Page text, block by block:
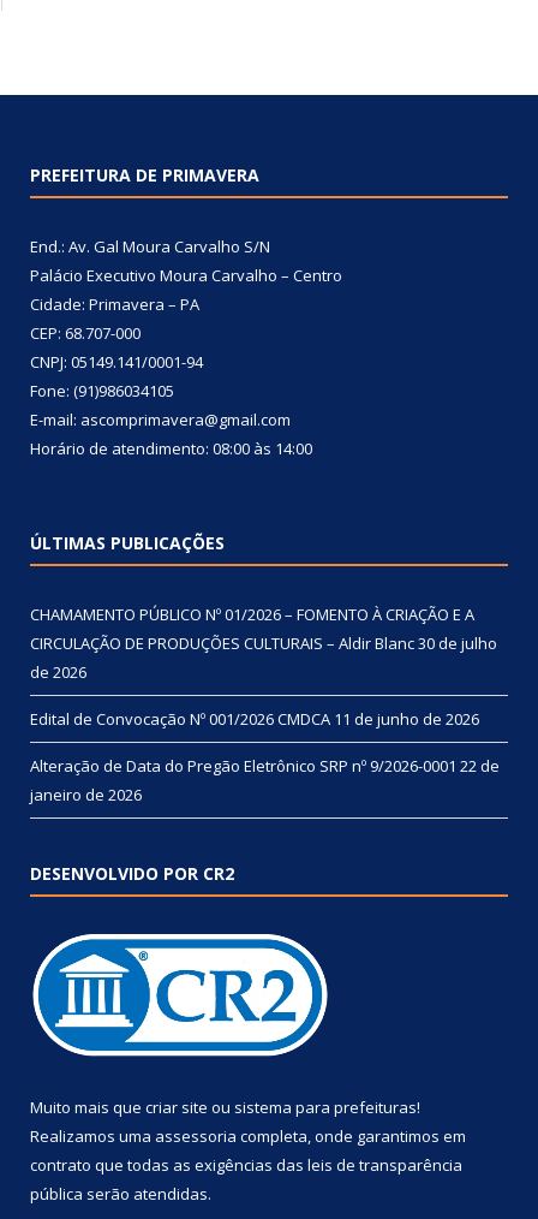
PREFEITURA DE PRIMAVERA
End.: Av. Gal Moura Carvalho S/N
Palácio Executivo Moura Carvalho – Centro
Cidade: Primavera – PA
CEP: 68.707-000
CNPJ: 05149.141/0001-94
Fone: (91)986034105
E-mail: ascomprimavera@gmail.com
Horário de atendimento: 08:00 às 14:00
ÚLTIMAS PUBLICAÇÕES
CHAMAMENTO PÚBLICO Nº 01/2026 – FOMENTO À CRIAÇÃO E A
CIRCULAÇÃO DE PRODUÇÕES CULTURAIS – Aldir Blanc30 de julho
de 2026
Edital de Convocação Nº 001/2026 CMDCA 11 de junho de 2026
Alteração de Data do Pregão Eletrônico SRP nº 9/2026-0001 22 de
janeiro de 2026
DESENVOLVIDO POR CR2
Muito mais que criar site ou sistema para prefeituras!
Realizamos uma assessoria completa, onde garantimos em
contrato que todas as exigências das leis de transparência
pública serão atendidas.